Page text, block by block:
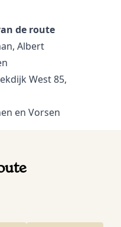
de route
Albert
West 85,
en Vorsen